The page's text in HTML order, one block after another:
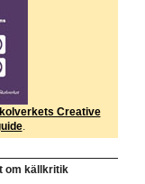
Creative
.
om källkritik